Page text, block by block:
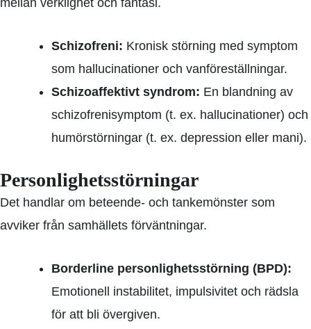
mellan verklighet och fantasi.
Schizofreni: Kronisk störning med symptom
som hallucinationer och vanföreställningar.
Schizoaffektivt syndrom: En blandning av
schizofrenisymptom (t. ex. hallucinationer) och
humörstörningar (t. ex. depression eller mani).
Personlighetsstörningar
Det handlar om beteende- och tankemönster som
avviker från samhällets förväntningar.
Borderline personlighetsstörning (BPD):
Emotionell instabilitet, impulsivitet och rädsla
för att bli övergiven.